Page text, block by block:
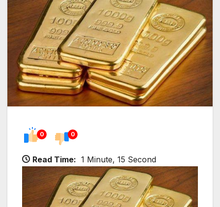
0 0
Read Time: 1 Minute, 15 Second